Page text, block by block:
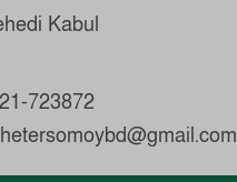
Kabul
723872